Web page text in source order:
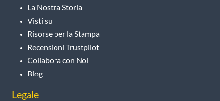
La Nostra Storia
Visti su
Risorse per la Stampa
Recensioni Trustpilot
Collabora con Noi
Blog
Legale